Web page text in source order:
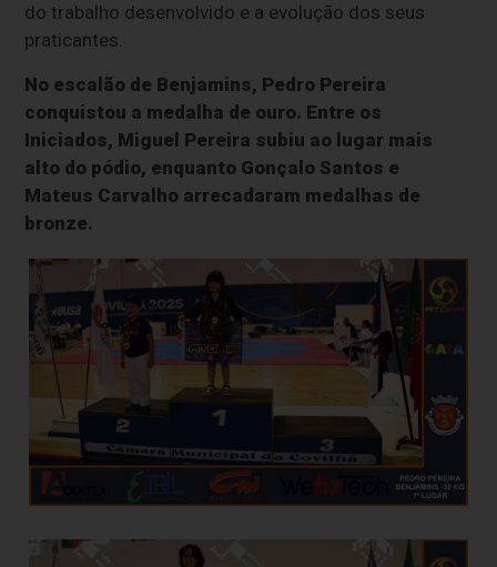
do trabalho desenvolvido e a evolução dos seus
praticantes.
No escalão de Benjamins, Pedro Pereira
conquistou a medalha de ouro. Entre os
Iniciados, Miguel Pereira subiu ao lugar mais
alto do pódio, enquanto Gonçalo Santos e
Mateus Carvalho arrecadaram medalhas de
bronze.